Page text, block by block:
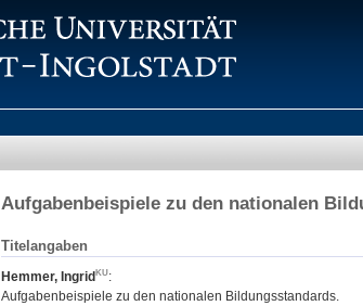
Aufgabenbeispiele zu den nationalen
Titelangaben
Hemmer, Ingrid
:
Aufgabenbeispiele zu den nationalen Bildungsstandards.